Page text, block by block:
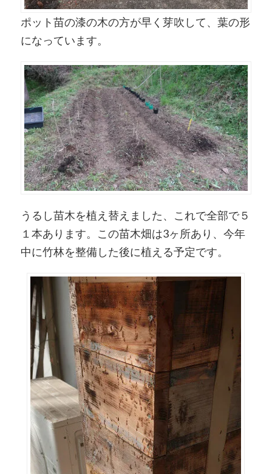
ポット苗の漆の木の方が早く芽吹して、葉の形
になっています。
うるし苗木を植え替えました、これで全部で５
１本あります。この苗木畑は3ヶ所あり、今年
中に竹林を整備した後に植える予定です。